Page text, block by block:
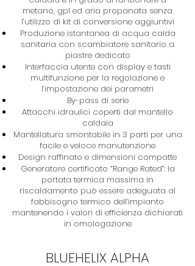
metano, gpl ed aria propanata senza
l’utilizzo di kit di conversione aggiuntivi
Produzione istantanea di acqua calda
sanitaria con scambiatore sanitario a
piastre dedicato
Interfaccia utente con display e tasti
multifunzione per la regolazione e
l’impostazione dei parametri
By-pass di serie
Attacchi idraulici coperti dal mantello
caldaia
Mantellatura smontabile in 3 parti per una
facile e veloce manutenzione
Design raffinato e dimensioni compatte
Generatore certificato “Range Rated”: la
portata termica massima in
riscaldamento può essere adeguata al
fabbisogno termico dell’impianto
mantenendo i valori di efficienza dichiarati
in omologazione
BLUEHELIX ALPHA